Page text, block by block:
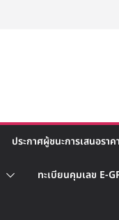
ประกาศผู้ชนะการเสนอราคา
ทะเบียนคุมเลข E-